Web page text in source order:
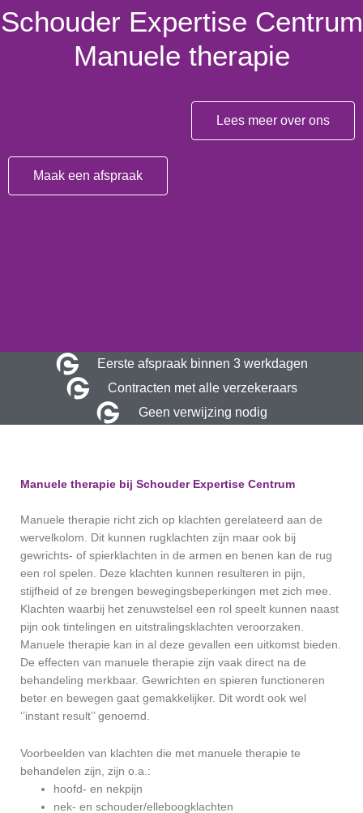
Schouder Expertise Centrum
Manuele therapie
Lees meer over ons
Maak een afspraak
Eerste afspraak binnen 3 werkdagen
Contracten met alle verzekeraars
Geen verwijzing nodig
Manuele therapie bij Schouder Expertise Centrum
Manuele therapie richt zich op klachten gerelateerd aan de
wervelkolom. Dit kunnen rugklachten zijn maar ook bij
gewrichts- of spierklachten in de armen en benen kan de rug
een rol spelen. Deze klachten kunnen resulteren in pijn,
stijfheid of ze brengen bewegingsbeperkingen met zich mee.
Klachten waarbij het zenuwstelsel een rol speelt kunnen naast
pijn ook tintelingen en uitstralingsklachten veroorzaken.
Manuele therapie kan in al deze gevallen een uitkomst bieden.
De effecten van manuele therapie zijn vaak direct na de
behandeling merkbaar. Gewrichten en spieren functioneren
beter en bewegen gaat gemakkelijker. Dit wordt ook wel
‘’instant result’’ genoemd.
Voorbeelden van klachten die met manuele therapie te
behandelen zijn, zijn o.a.:
hoofd- en nekpijn
nek- en schouder/elleboogklachten